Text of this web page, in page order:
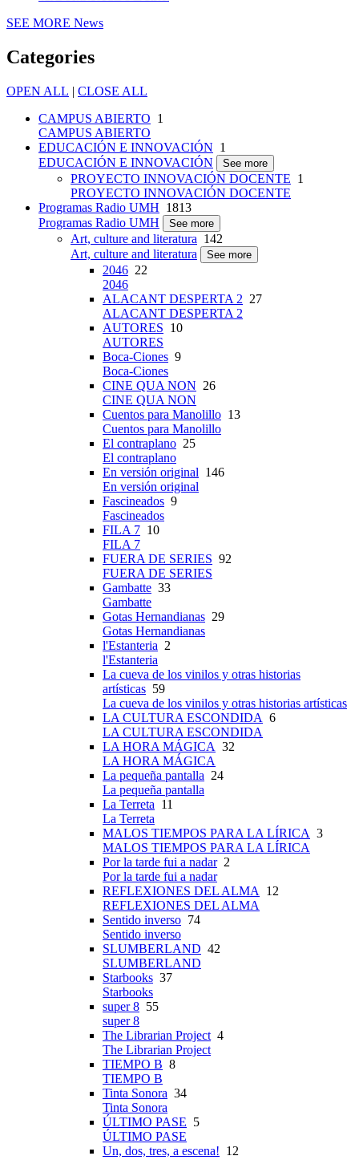
SEE MORE News
Categories
OPEN ALL | CLOSE ALL
CAMPUS ABIERTO 1
CAMPUS ABIERTO
EDUCACIÓN E INNOVACIÓN 1
EDUCACIÓN E INNOVACIÓN
See more
PROYECTO INNOVACIÓN DOCENTE 1
PROYECTO INNOVACIÓN DOCENTE
Programas Radio UMH 1813
Programas Radio UMH
See more
Art, culture and literatura 142
Art, culture and literatura
See more
2046 22
2046
ALACANT DESPERTA 2 27
ALACANT DESPERTA 2
AUTORES 10
AUTORES
Boca-Ciones 9
Boca-Ciones
CINE QUA NON 26
CINE QUA NON
Cuentos para Manolillo 13
Cuentos para Manolillo
El contraplano 25
El contraplano
En versión original 146
En versión original
Fascineados 9
Fascineados
FILA 7 10
FILA 7
FUERA DE SERIES 92
FUERA DE SERIES
Gambatte 33
Gambatte
Gotas Hernandianas 29
Gotas Hernandianas
l'Estanteria 2
l'Estanteria
La cueva de los vinilos y otras historias
artísticas 59
La cueva de los vinilos y otras historias artísticas
LA CULTURA ESCONDIDA 6
LA CULTURA ESCONDIDA
LA HORA MÁGICA 32
LA HORA MÁGICA
La pequeña pantalla 24
La pequeña pantalla
La Terreta 11
La Terreta
MALOS TIEMPOS PARA LA LÍRICA 3
MALOS TIEMPOS PARA LA LÍRICA
Por la tarde fui a nadar2
Por la tarde fui a nadar
REFLEXIONES DEL ALMA
12
REFLEXIONES DEL ALMA
Sentido inverso 74
Sentido inverso
SLUMBERLAND 42
SLUMBERLAND
Starbooks 37
Starbooks
super 8 55
super 8
The Librarian Project 4
The Librarian Project
TIEMPO B 8
TIEMPO B
Tinta Sonora 34
Tinta Sonora
ÚLTIMO PASE 5
ÚLTIMO PASE
Un, dos, tres, a escena! 12